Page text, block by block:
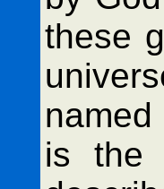
these
is the